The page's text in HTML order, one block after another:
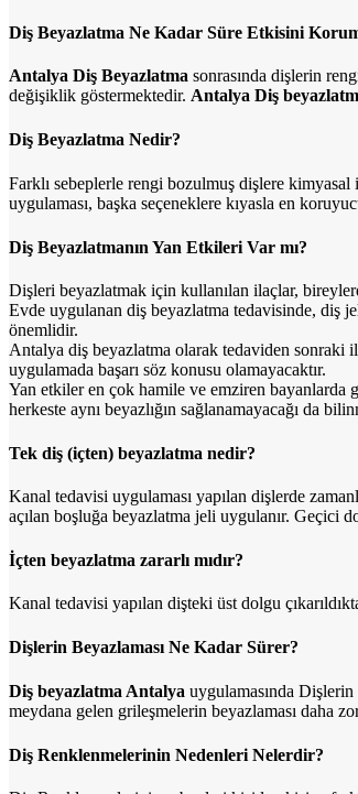
Diş Beyazlatma Ne Kadar Süre Etkisini
Antalya Diş Beyazlatma sonrasında dişlerin
değişiklik göstermektedir. Antalya Diş
Diş Beyazlatma Nedir?
Farklı sebeplerle rengi bozulmuş dişlere kimyasal
uygulaması, başka seçeneklere kıyasla en
Diş Beyazlatmanın Yan Etkileri Var mı?
Dişleri beyazlatmak için kullanılan ilaçlar,
Evde uygulanan diş beyazlatma tedavisinde, diş
önemlidir.
Antalya diş beyazlatma olarak tedaviden sonraki
uygulamada başarı söz konusu olamayacaktır.
Yan etkiler en çok hamile ve emziren bayanlarda
herkeste aynı beyazlığın sağlanamayacağı da
Tek diş (içten) beyazlatma nedir?
Kanal tedavisi uygulaması yapılan dişlerde
açılan boşluğa beyazlatma jeli uygulanır. Geçici
İçten beyazlatma zararlı mıdır?
Kanal tedavisi yapılan dişteki üst dolgu
Dişlerin Beyazlaması Ne Kadar Sürer?
Diş beyazlatma Antalya uygulamasında
meydana gelen grileşmelerin beyazlaması daha
Diş Renklenmelerinin Nedenleri Nelerdir?